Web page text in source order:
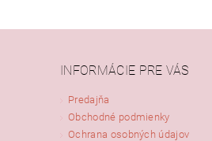
INFORMÁCIE PRE VÁS
Predajňa
Obchodné podmienky
Ochrana osobných údajov